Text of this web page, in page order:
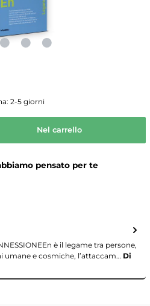
2-5 giorni
Nel carrello
pensato per te
è il legame tra persone,
umane e cosmiche, l’attaccam… Di